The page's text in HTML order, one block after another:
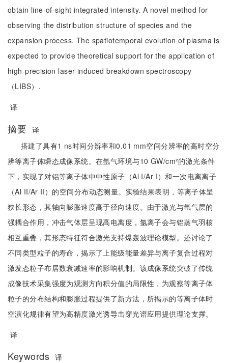
obtain line-of-sight integrated intensity. A novel method for
observing the distribution structure of species and the
expansion process. The spatiotemporal evolution of plasma is
expected to provide theoretical support for the application of
high-precision laser-induced breakdown spectroscopy
（LIBS）.
译
摘要 译
搭建了具有1 ns时间分辨率和0.01 mm空间分辨率的高时空分
辨等离子体瞬态成像系统。在氩气环境与10 GW/cm²的激光条件
下，实现了对铝等离子体中中性原子（Al I/Ar I）和一次电离离子
（Al II/Ar II）的空间分布动态测量。实验结果表明，等离子体呈
狭长形态，其轴向膨胀速度高于径向速度。由于激光与氩气层的
强耦合作用，冲击气体层呈现高电离度，氩离子会与铝蒸气羽核
相互重叠，其形态特征符合激光支持爆轰波理论模型。还讨论了
不同类型粒子的寿命，揭示了上能级能量差异与离子复合过程对
激发态粒子布居数衰减速率的影响机制。该成像系统突破了传统
成像技术采集强度为观测方向积分值的局限性，为观察等离子体
粒子的分布结构和膨胀过程提供了新方法，所揭示的等离子体时
空演化规律有望为高精度激光诱导击穿光谱应用提供理论支撑。
译
Keywords 译